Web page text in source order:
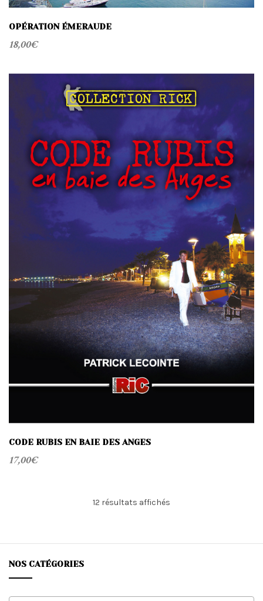
OPÉRATION ÉMERAUDE
18,00€
CODE RUBIS EN BAIE DES ANGES
17,00€
12 résultats affichés
au
NOS CATÉGORIES